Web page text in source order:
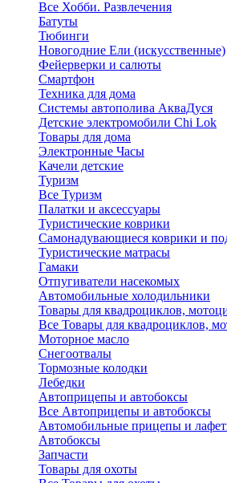
Все Хобби. Развлечения
Батуты
Тюбинги
Новогодние Ели (искусственные)
Фейерверки и салюты
Смартфон
Техника для дома
Системы автополива АкваДуся
Детские электромобили Chi Lok
Товары для дома
Электронные Часы
Качели детские
Туризм
Все Туризм
Палатки и аксессуары
Туристические коврики
Самонадувающиеся коврики и
Туристические матрасы
Гамаки
Отпугиватели насекомых
Автомобильные холодильники
Товары для квадроциклов,
Все Товары для квадроциклов,
Моторное масло
Снегоотвалы
Тормозные колодки
Лебедки
Автоприцепы и автобоксы
Все Автоприцепы и автобоксы
Автомобильные прицепы и
Автобоксы
Запчасти
Товары для охоты